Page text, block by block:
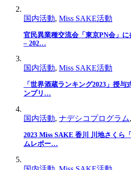
国内活動, Miss SAKE活動
官民異業種交流会「東京PN会」
– 202…
国内活動, Miss SAKE活動
「世界酒蔵ランキング2023」授与
ンプリ…
国内活動, ナデシコプログラム,
2023 Miss SAKE 香川 川地さくら
ムレポー…